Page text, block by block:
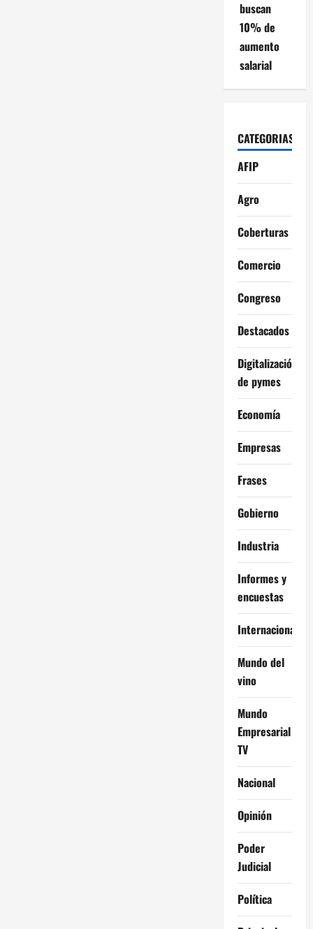
buscan
10% de
aumento
salarial
CATEGORIAS
AFIP
Agro
Coberturas
Comercio
Congreso
Destacados
Digitalización
de pymes
Economía
Empresas
Frases
Gobierno
Industria
Informes y
encuestas
Internacional
Mundo del
vino
Mundo
Empresarial
TV
Nacional
Opinión
Poder
Judicial
Política